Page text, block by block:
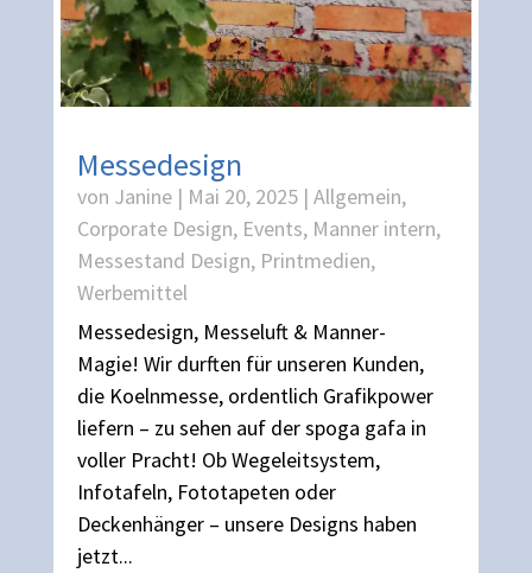
Messedesign
von Janine| Mai 20, 2025| Allgemein,
Corporate Design, Events, Manner intern,
Messestand Design, Printmedien,
Werbemittel
Messedesign, Messeluft & Manner-
Magie! Wir durften für unseren Kunden,
die Koelnmesse, ordentlich Grafikpower
liefern – zu sehen auf der spoga gafa in
voller Pracht! Ob Wegeleitsystem,
Infotafeln, Fototapeten oder
Deckenhänger – unsere Designs haben
jetzt...